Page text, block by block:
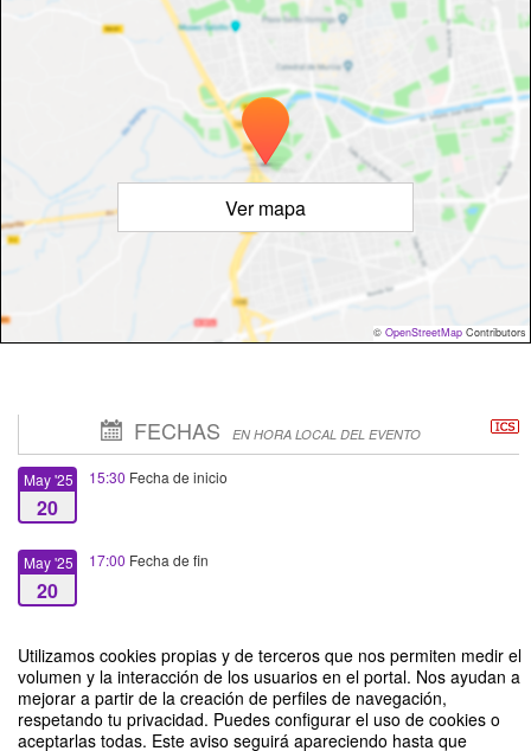
Utilizamos cookies propias y de terceros que nos permiten medir el
volumen y la interacción de los usuarios en el portal. Nos ayudan a
mejorar a partir de la creación de perfiles de navegación,
respetando tu privacidad. Puedes configurar el uso de cookies o
aceptarlas todas. Este aviso seguirá apareciendo hasta que
Ver mapa
© OpenStreetMap Contributors
FECHAS EN HORA LOCAL DEL EVENTO
May '25
20
15:30 Fecha de inicio
May '25
20
17:00 Fecha de fin
Ciclo de Charlas de Propiedad Industrial - "Presentación de una Solicitud de